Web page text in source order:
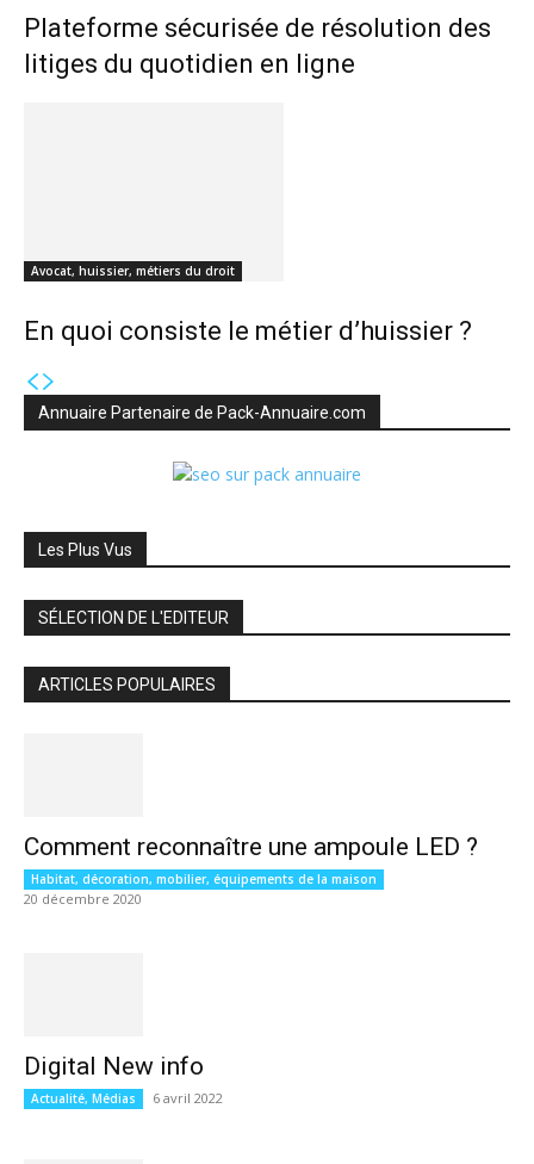
Plateforme sécurisée de résolution des
litiges du quotidien en ligne
Avocat, huissier, métiers du droit
En quoi consiste le métier d’huissier ?
Annuaire Partenaire de Pack-Annuaire.com
Les Plus Vus
SÉLECTION DE L'EDITEUR
ARTICLES POPULAIRES
Comment reconnaître une ampoule LED ?
Habitat, décoration, mobilier, équipements de la maison
20 décembre 2020
Digital New info
Actualité, Médias 6 avril 2022